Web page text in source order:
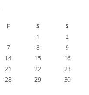
F S S
1
2
7 8
9
14 15
16
21 22
23
28 29
30